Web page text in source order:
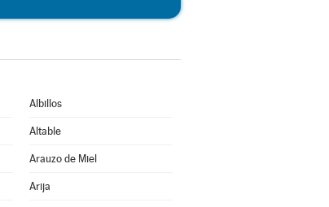
Albillos
Altable
Arauzo de Miel
Arija